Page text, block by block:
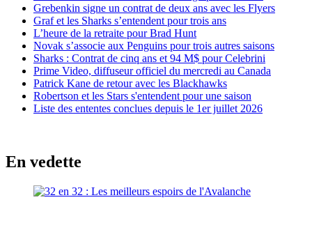
Grebenkin signe un contrat de deux ans avec les Flyers
Graf et les Sharks s’entendent pour trois ans
L’heure de la retraite pour Brad Hunt
Novak s’associe aux Penguins pour trois autres saisons
Sharks : Contrat de cinq ans et 94 M$ pour Celebrini
Prime Video, diffuseur officiel du mercredi au Canada
Patrick Kane de retour avec les Blackhawks
Robertson et les Stars s'entendent pour une saison
Liste des ententes conclues depuis le 1er juillet 2026
En vedette